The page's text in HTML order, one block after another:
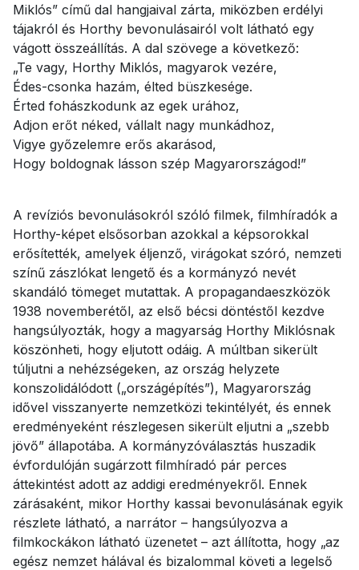
Miklós” című dal hangjaival zárta, miközben erdélyi
tájakról és Horthy bevonulásairól volt látható egy
vágott összeállítás. A dal szövege a következő:
„Te vagy, Horthy Miklós, magyarok vezére,
Édes-csonka hazám, élted büszkesége.
Érted fohászkodunk az egek urához,
Adjon erőt néked, vállalt nagy munkádhoz,
Vigye győzelemre erős akarásod,
Hogy boldognak lásson szép Magyarországod!”
A revíziós bevonulásokról szóló filmek, filmhíradók a
Horthy-képet elsősorban azokkal a képsorokkal
erősítették, amelyek éljenző, virágokat szóró, nemzeti
színű zászlókat lengető és a kormányzó nevét
skandáló tömeget mutattak. A propagandaeszközök
1938 novemberétől, az első bécsi döntéstől kezdve
hangsúlyozták, hogy a magyarság Horthy Miklósnak
köszönheti, hogy eljutott odáig. A múltban sikerült
túljutni a nehézségeken, az ország helyzete
konszolidálódott („országépítés”), Magyarország
idővel visszanyerte nemzetközi tekintélyét, és ennek
eredményeként részlegesen sikerült eljutni a „szebb
jövő” állapotába. A kormányzóválasztás huszadik
évfordulóján sugárzott filmhíradó pár perces
áttekintést adott az addigi eredményekről. Ennek
zárásaként, mikor Horthy kassai bevonulásának egyik
részlete látható, a narrátor – hangsúlyozva a
filmkockákon látható üzenetet – azt állította, hogy „az
egész nemzet hálával és bizalommal követi a legelső